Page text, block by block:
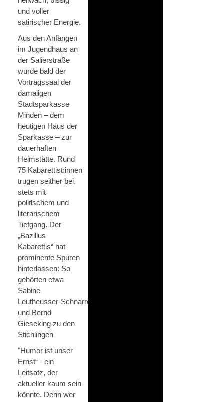
und voller
satirischer Energie.
Aus den Anfängen
im Jugendhaus an
der Salierstraße
wurde bald der
Vortragssaal der
damaligen
Stadtsparkasse
Minden – dem
heutigen Haus der
Sparkasse – zur
dauerhaften
Heimstätte. Rund
75 Kabarettist:innen
trugen seither bei,
stets mit
politischem und
literarischem
Tiefgang. Der
„Bazillus
Kabarettis“ hat
prominente Spuren
hinterlassen: So
gehörten etwa
Sabine
Leutheusser‑Schnarrenberger
und Bernd
Gieseking zu den
Stichlingen
"Humor ist unser
Ernst“ - ein
Leitsatz, der
aktueller kaum sein
könnte. Denn wer